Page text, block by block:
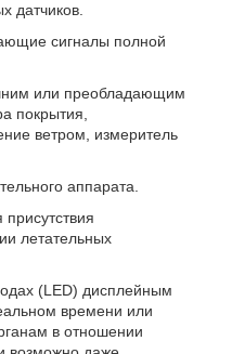
датчиков.
сигналы полной
или преобладающим
покрытия,
ветром, измеритель
аппарата.
летательных
(LED) дисплейным
времени или
в отношении